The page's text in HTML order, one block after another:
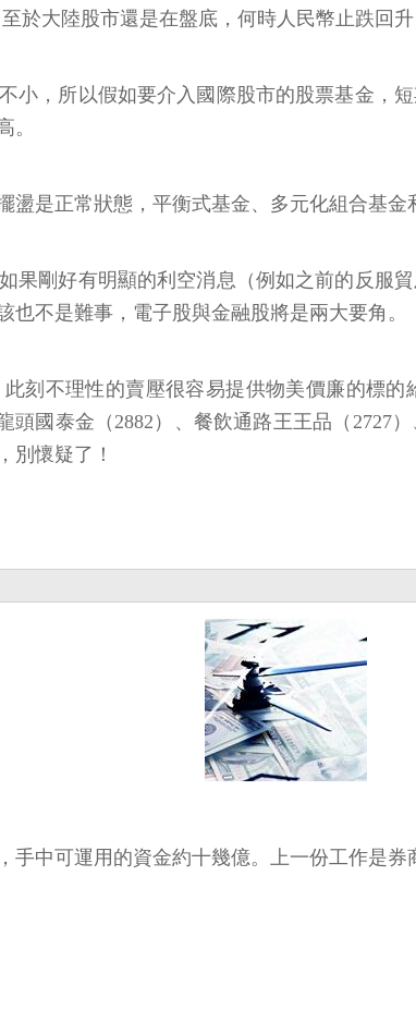
於大陸股市還是在盤底，何時人民幣止跌回
小，所以假如要介入國際股市的股票基金，
。
是正常狀態，平衡式基金、多元化組合基金
果剛好有明顯的利空消息（例如之前的反服
不是難事，電子股與金融股將是兩大要角。
刻不理性的賣壓很容易提供物美價廉的標
頭國泰金（2882）、餐飲通路王王品（
別懷疑了！
中可運用的資金約十幾億。上一份工作是券